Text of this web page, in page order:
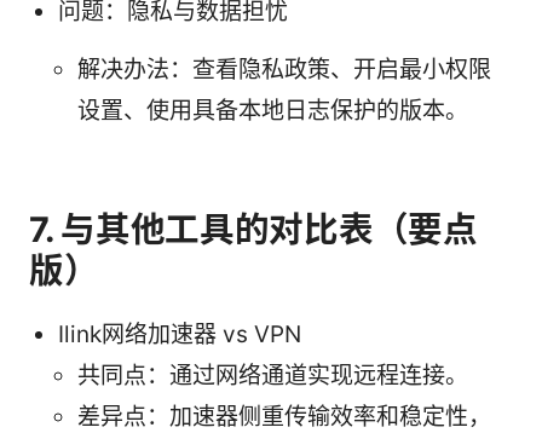
问题：隐私与数据担忧
解决办法：查看隐私政策、开启最小权限
设置、使用具备本地日志保护的版本。
7. 与其他工具的对比表（要点
版）
Ilink网络加速器 vs VPN
共同点：通过网络通道实现远程连接。
差异点：加速器侧重传输效率和稳定性，